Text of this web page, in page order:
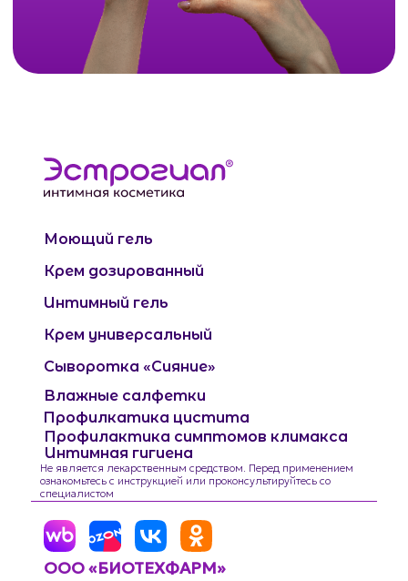
Моющий гель
Крем дозированный
Интимный гель
Влажные салфетки
Профилкатика цистита
Профилактика симптомов климакса
Интимная гигиена
Крем универсальный
Сыворотка «Сияние»
Не является лекарственным средством. Перед применением
ознакомьтесь с инструкцией или проконсультируйтесь со
специалистом
ООО «БИОТЕХФАРМ»